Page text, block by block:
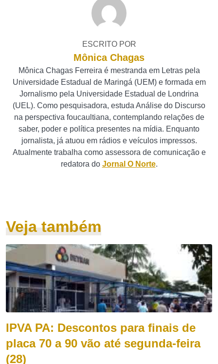
ESCRITO POR
Mônica Chagas
Mônica Chagas Ferreira é mestranda em Letras pela
Universidade Estadual de Maringá (UEM) e formada em
Jornalismo pela Universidade Estadual de Londrina
(UEL). Como pesquisadora, estuda Análise do Discurso
na perspectiva foucaultiana, contemplando relações de
saber, poder e política presentes na mídia. Enquanto
jornalista, já atuou em rádios e veículos impressos.
Atualmente trabalha como assessora de comunicação e
redatora do Jornal O Norte.
Veja também
IPVA PA: Descontos para finais de
placa 70 a 90 vão até segunda-feira
(28)